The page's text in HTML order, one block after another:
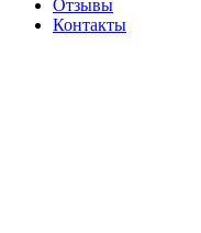
Отзывы
Контакты